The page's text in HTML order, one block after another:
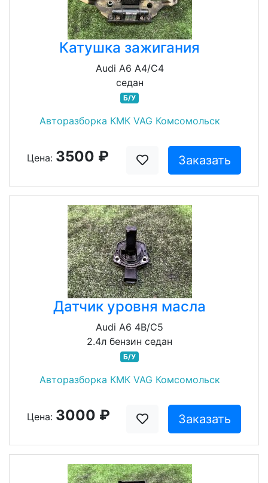
Катушка зажигания
Audi A6 A4/C4
седан
Б/У
Авторазборка КМК VAG Комсомольск
Цена: 3500 ₽ Заказать
Датчик уровня масла
Audi A6 4B/C5
2.4л бензин седан
Б/У
Авторазборка КМК VAG Комсомольск
Цена: 3000 ₽ Заказать